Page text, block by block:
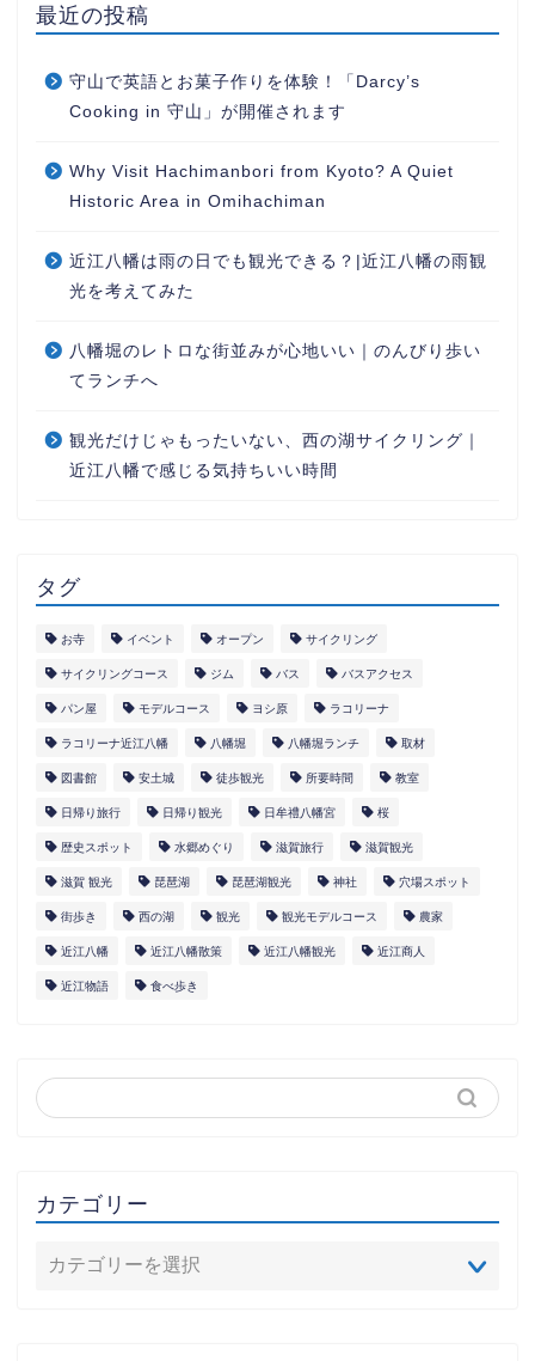
最近の投稿
守山で英語とお菓子作りを体験！「Darcy’s
Cooking in 守山」が開催されます
Why Visit Hachimanbori from Kyoto? A Quiet
Historic Area in Omihachiman
近江八幡は雨の日でも観光できる？|近江八幡の雨観
光を考えてみた
八幡堀のレトロな街並みが心地いい｜のんびり歩い
てランチへ
観光だけじゃもったいない、西の湖サイクリング｜
近江八幡で感じる気持ちいい時間
タグ
お寺 イベント オープン サイクリング
サイクリングコース ジム バス バスアクセス
パン屋 モデルコース ヨシ原 ラコリーナ
ラコリーナ近江八幡 八幡堀 八幡堀ランチ 取材
図書館 安土城 徒歩観光 所要時間 教室
日帰り旅行 日帰り観光 日牟禮八幡宮 桜
歴史スポット 水郷めぐり 滋賀旅行 滋賀観光
滋賀 観光 琵琶湖 琵琶湖観光 神社 穴場スポット
街歩き 西の湖 観光 観光モデルコース 農家
近江八幡 近江八幡散策 近江八幡観光 近江商人
近江物語 食べ歩き
カテゴリー